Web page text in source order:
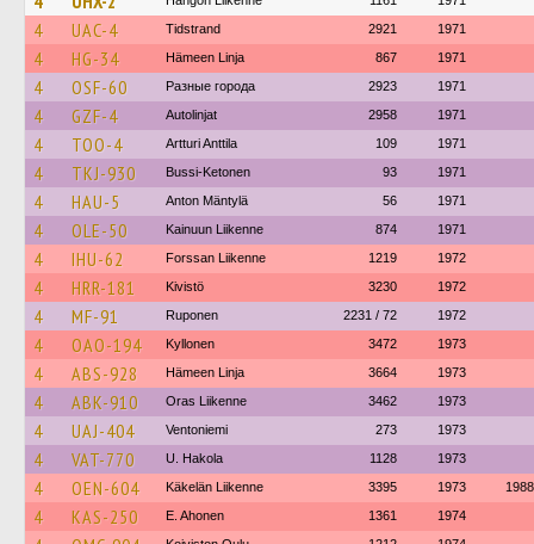
4 UAC-4 Tidstrand 2921 1971
4 HG-34 Hämeen Linja 867 1971
4 OSF-60 Разные города 2923 1971
4 GZF-4 Autolinjat 2958 1971
4 TOO-4 Artturi Anttila 109 1971
4 TKJ-930 Bussi-Ketonen 93 1971
4 HAU-5 Anton Mäntylä 56 1971
4 OLE-50 Kainuun Liikenne 874 1971
4 IHU-62 Forssan Liikenne 1219 1972
4 HRR-181 Kivistö 3230 1972
4 MF-91 Ruponen 2231 / 72 1972
4 OAO-194 Kyllonen 3472 1973
4 ABS-928 Hämeen Linja 3664 1973
4 ABK-910 Oras Liikenne 3462 1973
4 UAJ-404 Ventoniemi 273 1973
4 VAT-770 U. Hakola 1128 1973
4 OEN-604 Käkelän Liikenne 3395 1973 1988
4 KAS-250 E. Ahonen 1361 1974